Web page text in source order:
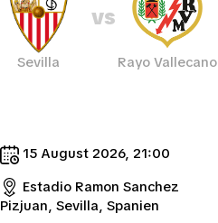
Sevilla
vs
Rayo Vallecano
15 August 2026, 21:00
Estadio Ramon Sanchez
Pizjuan, Sevilla, Spanien